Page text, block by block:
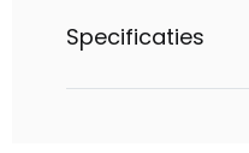
Specificaties